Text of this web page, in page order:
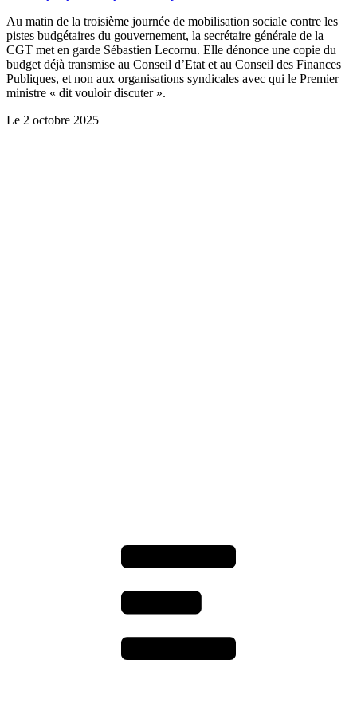
Au matin de la troisième journée de mobilisation sociale contre les
pistes budgétaires du gouvernement, la secrétaire générale de la
CGT met en garde Sébastien Lecornu. Elle dénonce une copie du
budget déjà transmise au Conseil d’Etat et au Conseil des Finances
Publiques, et non aux organisations syndicales avec qui le Premier
ministre « dit vouloir discuter ».
Le 2 octobre 2025